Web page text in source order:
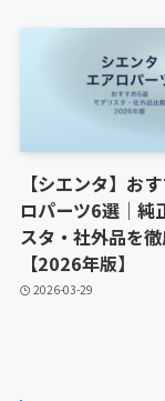
【シエンタ】お
ロパーツ6選｜純
スタ・社外品を
【2026年版】
2026-03-29